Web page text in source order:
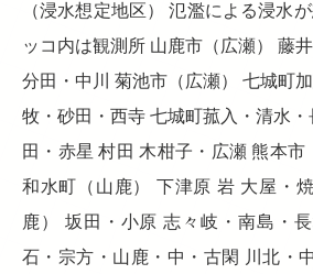
（浸水想定地区） 氾濫による浸水
ッコ内は観測所 山鹿市（広瀬） 藤
分田・中川 菊池市（広瀬） 七城町
牧・砂田・西寺 七城町菰入・清水
田・赤星 村田 木柑子・広瀬 熊本
和水町（山鹿） 下津原 岩 大屋・
鹿） 坂田・小原 志々岐・南島・
石・宗方・山鹿・中・古閑 川北・